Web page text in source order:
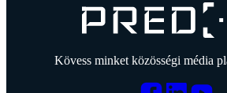
Kövess minket közösségi média